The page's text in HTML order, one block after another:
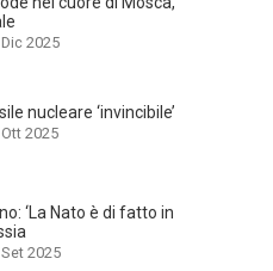
2025
nucleare ‘invincibile’
2025
‘La Nato è di fatto in
2025